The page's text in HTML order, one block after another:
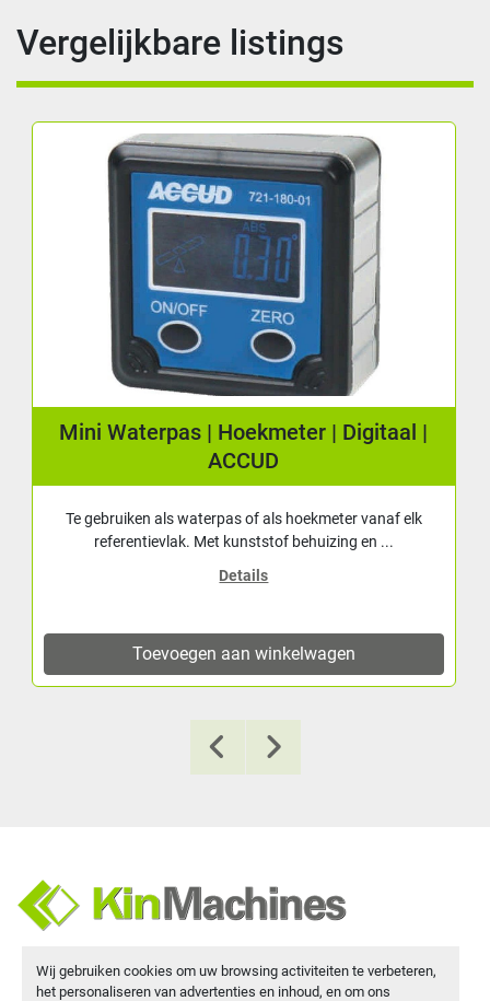
Wij gebruiken cookies om uw browsing activiteiten te verbeteren,
het personaliseren van advertenties en inhoud, en om ons
Vergelijkbare listings
Mini Waterpas | Hoekmeter | Digitaal |
ACCUD
Te gebruiken als waterpas of als hoekmeter vanaf elk
referentievlak. Met kunststof behuizing en ...
Details
Toevoegen aan winkelwagen
Achthoevenweg 16a
7951 SK Staphorst, Nederland